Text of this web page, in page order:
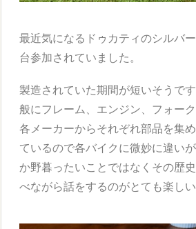
最近気になるドゥカティのシルバ
台参加されていました。
製造されていた期間が短いそうで
般にフレーム、エンジン、フォー
各メーカーからそれぞれ部品を集
ているので各バイクに微妙に違い
か野暮ったいことではなくその歴
べながら話をするのがとても楽しい